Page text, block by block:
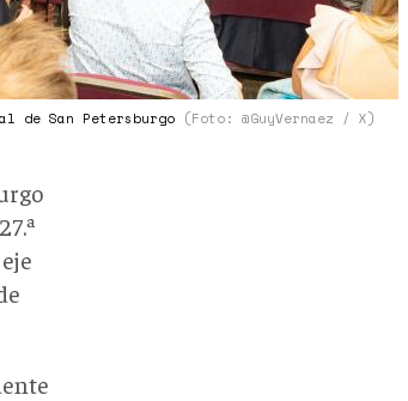
de San Petersburgo (Foto: @GuyVernaez / X)